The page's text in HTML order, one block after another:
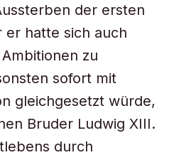
der ersten
er hatte sich auch
zu
sofort mit
gleichgesetzt würde,
Bruder Ludwig XIII.
durch